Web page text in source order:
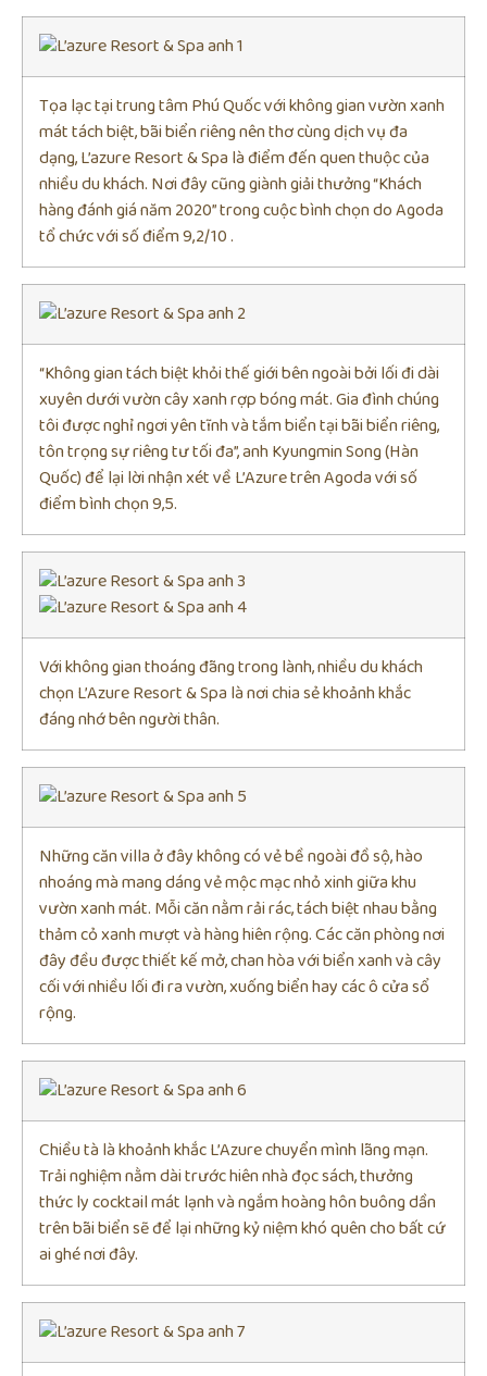
Tọa lạc tại trung tâm Phú Quốc với không gian vườn xanh
mát tách biệt, bãi biển riêng nên thơ cùng dịch vụ đa
dạng, L’azure Resort & Spa là điểm đến quen thuộc của
nhiều du khách. Nơi đây cũng giành giải thưởng “Khách
hàng đánh giá năm 2020” trong cuộc bình chọn do Agoda
tổ chức với số điểm 9,2/10 .
“Không gian tách biệt khỏi thế giới bên ngoài bởi lối đi dài
xuyên dưới vườn cây xanh rợp bóng mát. Gia đình chúng
tôi được nghỉ ngơi yên tĩnh và tắm biển tại bãi biển riêng,
tôn trọng sự riêng tư tối đa”, anh Kyungmin Song (Hàn
Quốc) để lại lời nhận xét về L’Azure trên Agoda với số
điểm bình chọn 9,5.
Với không gian thoáng đãng trong lành, nhiều du khách
chọn L’Azure Resort & Spa là nơi chia sẻ khoảnh khắc
đáng nhớ bên người thân.
Những căn villa ở đây không có vẻ bề ngoài đồ sộ, hào
nhoáng mà mang dáng vẻ mộc mạc nhỏ xinh giữa khu
vườn xanh mát. Mỗi căn nằm rải rác, tách biệt nhau bằng
thảm cỏ xanh mượt và hàng hiên rộng. Các căn phòng nơi
đây đều được thiết kế mở, chan hòa với biển xanh và cây
cối với nhiều lối đi ra vườn, xuống biển hay các ô cửa sổ
rộng.
Chiều tà là khoảnh khắc L’Azure chuyển mình lãng mạn.
Trải nghiệm nằm dài trước hiên nhà đọc sách, thưởng
thức ly cocktail mát lạnh và ngắm hoàng hôn buông dần
trên bãi biển sẽ để lại những kỷ niệm khó quên cho bất cứ
ai ghé nơi đây.